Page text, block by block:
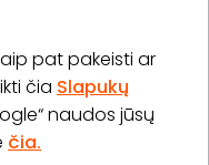
pat pakeisti ar
čia Slapukų
naudos jūsų
čia.